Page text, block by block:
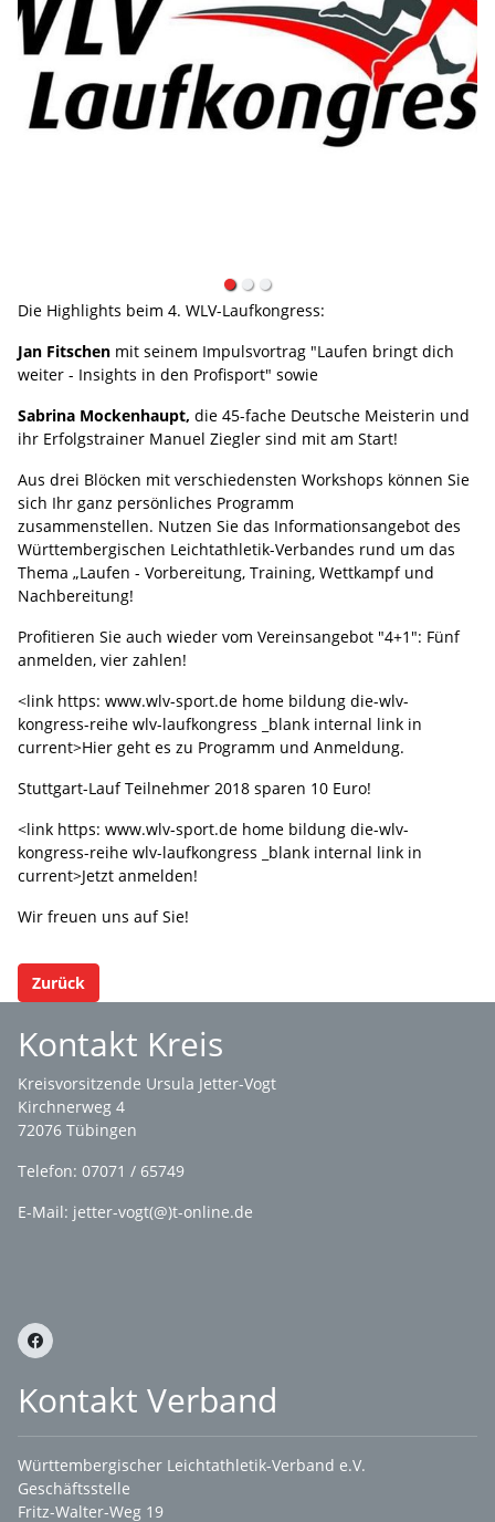
Die Highlights beim 4. WLV-Laufkongress:
Jan Fitschen mit seinem Impulsvortrag "Laufen bringt dich
weiter - Insights in den Profisport" sowie
Sabrina Mockenhaupt, die 45-fache Deutsche Meisterin und
ihr Erfolgstrainer Manuel Ziegler sind mit am Start!
Aus drei Blöcken mit verschiedensten Workshops können Sie
sich Ihr ganz persönliches Programm
zusammenstellen. Nutzen Sie das Informationsangebot des
Württembergischen Leichtathletik-Verbandes rund um das
Thema „Laufen - Vorbereitung, Training, Wettkampf und
Nachbereitung!
Profitieren Sie auch wieder vom Vereinsangebot "4+1": Fünf
anmelden, vier zahlen!
<link https: www.wlv-sport.de home bildung die-wlv-
kongress-reihe wlv-laufkongress _blank internal link in
current>Hier geht es zu Programm und Anmeldung.
Stuttgart-Lauf Teilnehmer 2018 sparen 10 Euro!
<link https: www.wlv-sport.de home bildung die-wlv-
kongress-reihe wlv-laufkongress _blank internal link in
current>Jetzt anmelden!
Wir freuen uns auf Sie!
Zurück
Kontakt Kreis
Kreisvorsitzende Ursula Jetter-Vogt
Kirchnerweg 4
72076 Tübingen
Telefon: 07071 / 65749
E-Mail: jetter-vogt(@)t-online.de
Kontakt Verband
Württembergischer Leichtathletik-Verband e.V.
Geschäftsstelle
Fritz-Walter-Weg 19